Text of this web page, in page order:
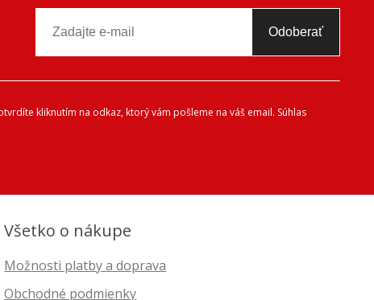
Odoberať
kliknutím na odkaz, ktorý vám pošleme na váš email. Súhlas
Všetko o nákupe
Možnosti platby a doprava
Obchodné podmienky